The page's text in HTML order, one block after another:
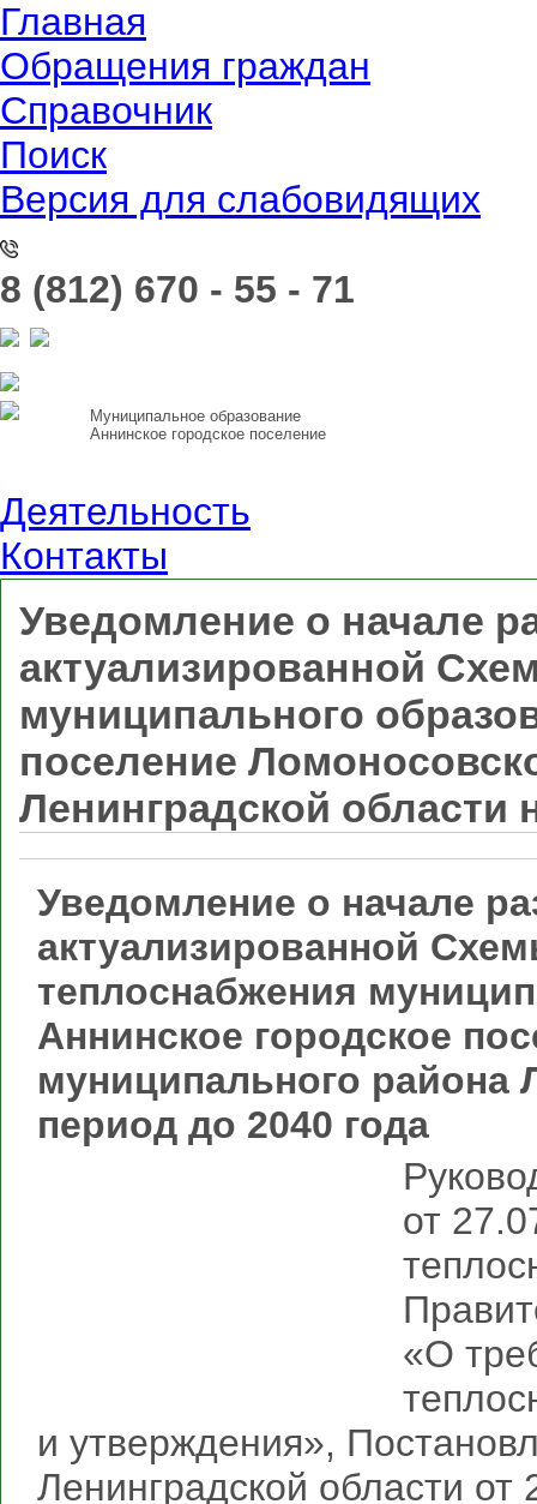
Главная
Обращения граждан
Справочник
Поиск
Версия для слабовидящих
8 (812) 670 - 55 - 71
Муниципальное образование
Аннинское городское поселение
Деятельность
Контакты
Уведомление о начале
актуализированной
муниципального
поселение
Ленинградской области
Уведомление о начале
актуализированной
теплоснабжения
Аннинское городское
муниципального района
период до 2040 года
от
«О
и утверждения»,
Ленинградской области